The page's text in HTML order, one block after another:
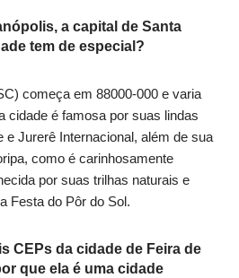
a capital de Santa
tem de especial?
começa em 88000-000 e varia
cidade é famosa por suas lindas
e Jurerê Internacional, além de sua
como é carinhosamente
por suas trilhas naturais e
Festa do Pôr do Sol.
CEPs da cidade de Feira de
que ela é uma cidade